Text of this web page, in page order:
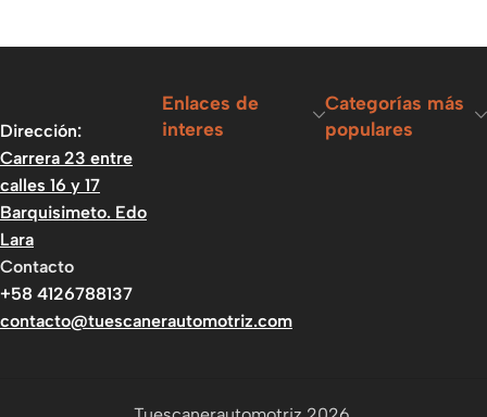
Dirección:
Carrera 23 entre
calles 16 y 17
Barquisimeto. Edo
Lara
Contacto
+58 4126788137
contacto@tuescanerautomotriz.com
Enlaces de
interes
Categorías más
populares